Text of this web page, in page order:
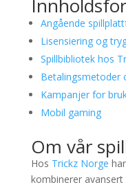
Angående
Lisensiering og
Spillbibliotek hos
Betalingsmetoder
Kampanjer for
Mobil gaming
Om vår
Hos Trickz Norge
kombinerer